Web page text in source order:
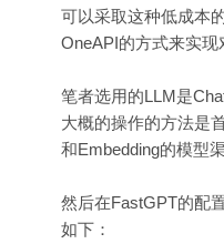
可以采取这种低成本
OneAPI的方式来实现
笔者选用的LLM是
大概的操作的方法是
和Embedding的模型
然后在FastGPT的配
如下：